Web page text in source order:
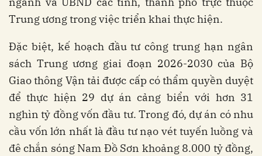
Trung ương trong việc triển khai thực hiện.
Đặc biệt, kế hoạch đầu tư công trung hạn ngân
sách Trung ương giai đoạn 2026-2030 của Bộ
Giao thông Vận tải được cấp có thẩm quyền duyệt
để thực hiện 29 dự án cảng biển với hơn 31
nghìn tỷ đồng vốn đầu tư. Trong đó, dự án có nhu
cầu vốn lớn nhất là đầu tư nạo vét tuyến luồng và
đê chắn sóng Nam Đồ Sơn khoảng 8.000 tỷ đồng,